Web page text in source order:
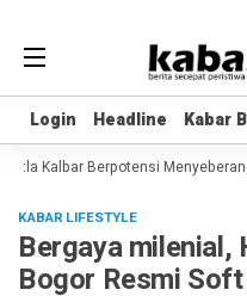
Login Headline Kabar
Login Headline Kabar
Kalbar Berpotensi Menyeberang
KABAR LIFESTYLE
Bergaya milenial,
Bogor Resmi